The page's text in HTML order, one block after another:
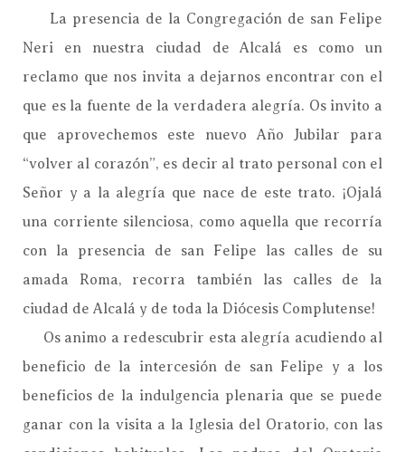
La presencia de la Congregación de san Felipe
Neri en nuestra ciudad de Alcalá es como un
reclamo que nos invita a dejarnos encontrar con el
que es la fuente de la verdadera alegría. Os invito a
que aprovechemos este nuevo Año Jubilar para
“volver al corazón”, es decir al trato personal con el
Señor y a la alegría que nace de este trato. ¡Ojalá
una corriente silenciosa, como aquella que recorría
con la presencia de san Felipe las calles de su
amada Roma, recorra también las calles de la
ciudad de Alcalá y de toda la Diócesis Complutense!
Os animo a redescubrir esta alegría acudiendo al
beneficio de la intercesión de san Felipe y a los
beneficios de la indulgencia plenaria que se puede
ganar con la visita a la Iglesia del Oratorio, con las